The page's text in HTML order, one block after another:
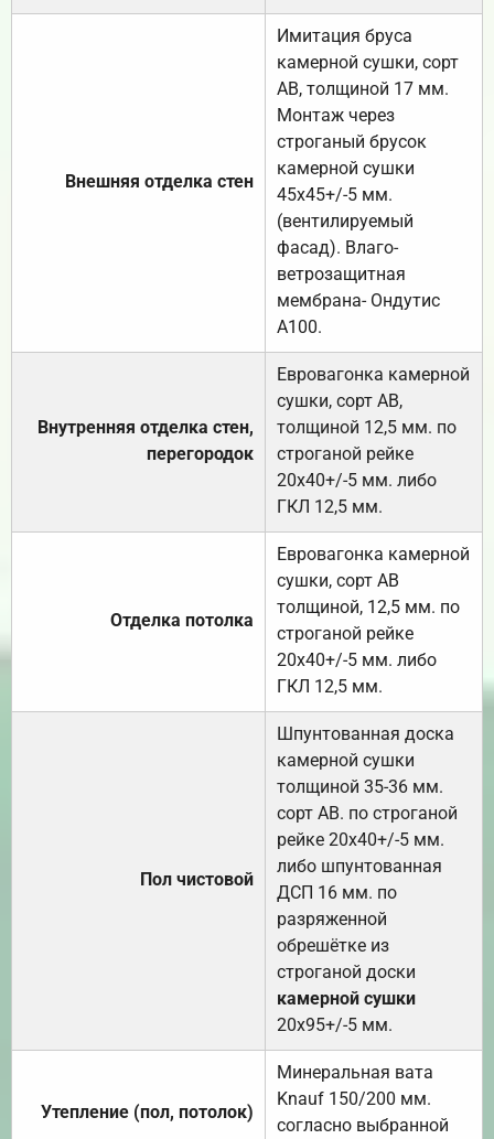
Внешняя отделка стен
Имитация бруса
камерной сушки, сорт
АВ, толщиной 17 мм.
Монтаж через
строганый брусок
камерной сушки
45х45+/-5 мм.
(вентилируемый
фасад). Влаго-
ветрозащитная
мембрана- Ондутис
А100.
Внутренняя отделка стен,
перегородок
Евровагонка камерной
сушки, сорт АВ,
толщиной 12,5 мм. по
строганой рейке
20х40+/-5 мм. либо
ГКЛ 12,5 мм.
Отделка потолка
Евровагонка камерной
сушки, сорт АВ
толщиной, 12,5 мм. по
строганой рейке
20х40+/-5 мм. либо
ГКЛ 12,5 мм.
Пол чистовой
Шпунтованная доска
камерной сушки
толщиной 35-36 мм.
сорт АВ. по строганой
рейке 20х40+/-5 мм.
либо шпунтованная
ДСП 16 мм. по
разряженной
обрешётке из
строганой доски
камерной сушки
20х95+/-5 мм.
Утепление (пол, потолок)
Минеральная вата
Knauf 150/200 мм.
согласно выбранной